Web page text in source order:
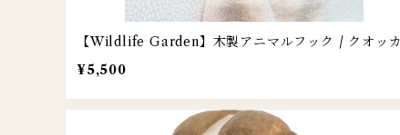
【Wildlife Garden】木製アニマルフック / クオッカ
¥5,500